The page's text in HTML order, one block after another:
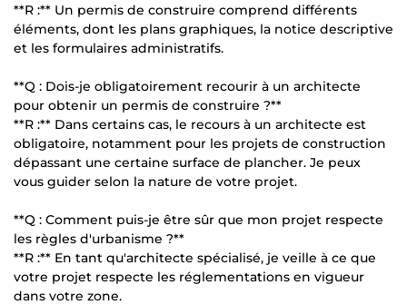
**R :** Un permis de construire comprend différents
éléments, dont les plans graphiques, la notice descriptive
et les formulaires administratifs.
**Q : Dois-je obligatoirement recourir à un architecte
pour obtenir un permis de construire ?**
**R :** Dans certains cas, le recours à un architecte est
obligatoire, notamment pour les projets de construction
dépassant une certaine surface de plancher. Je peux
vous guider selon la nature de votre projet.
**Q : Comment puis-je être sûr que mon projet respecte
les règles d'urbanisme ?**
**R :** En tant qu'architecte spécialisé, je veille à ce que
votre projet respecte les réglementations en vigueur
dans votre zone.